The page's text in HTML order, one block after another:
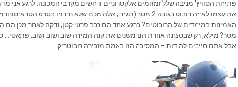
פתיחת הסוויץ' מניבה שלל זמזומים אלקטרוניים ורחשים מקרבי המכונה. לרגע אני
את עצמו לאיזה רובוט בגובה 2 מטר (תגידו, אלה מכם שלא נרדמו בסרט
מטר? מילא, רק שבסצינה אחרת הם משנים את קנה המידה שוב ושוב ושוב. פתאטי…
אבל אתם חייבים להודות – המסיכה הזו באמת מזכירה רובוטריק…